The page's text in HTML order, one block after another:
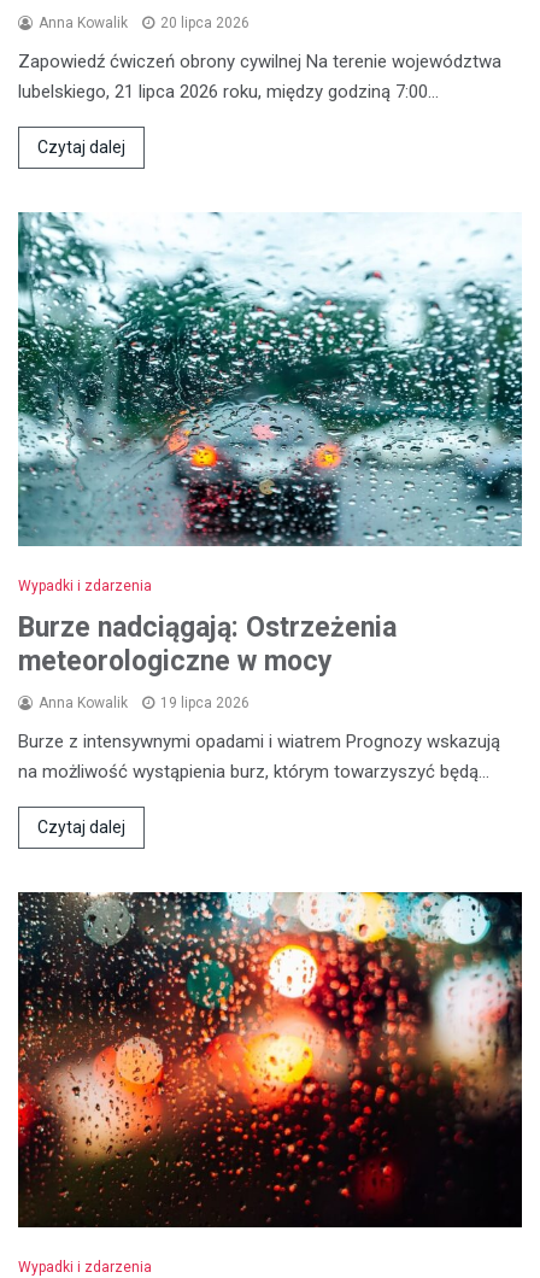
Anna Kowalik 20 lipca 2026
Zapowiedź ćwiczeń obrony cywilnej Na terenie województwa
lubelskiego, 21 lipca 2026 roku, między godziną 7:00…
Czytaj dalej
Wypadki i zdarzenia
Burze nadciągają: Ostrzeżenia
meteorologiczne w mocy
Anna Kowalik 19 lipca 2026
Burze z intensywnymi opadami i wiatrem Prognozy wskazują
na możliwość wystąpienia burz, którym towarzyszyć będą…
Czytaj dalej
Wypadki i zdarzenia